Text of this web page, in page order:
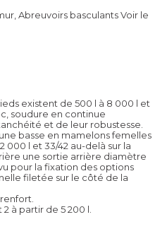
Abreuvoirs basculantsVoir le
existent de 500 l à 8 000 l et
soudure en continue
et de leur robustesse.
basse en mamelons femelles
000 l et 33/42 au-delà sur la
une sortie arrière diamètre
pour la fixation des options
filetée sur le côté de la
à partir de 5 200 l.